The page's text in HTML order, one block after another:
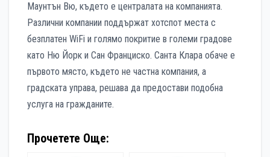
Маунтън Вю, където е централата на компанията.
Различни компании поддържат хотспот места с
безплатен WiFi и голямо покритие в големи градове
като Ню Йорк и Сан Франциско. Санта Клара обаче е
първото място, където не частна компания, а
градската управа, решава да предостави подобна
услуга на гражданите.
Прочетете Още: